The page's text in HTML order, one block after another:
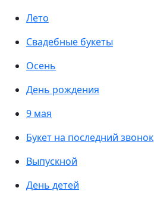
Лето
Свадебные букеты
Осень
День рождения
9 мая
Букет на последний звонок
Выпускной
День детей